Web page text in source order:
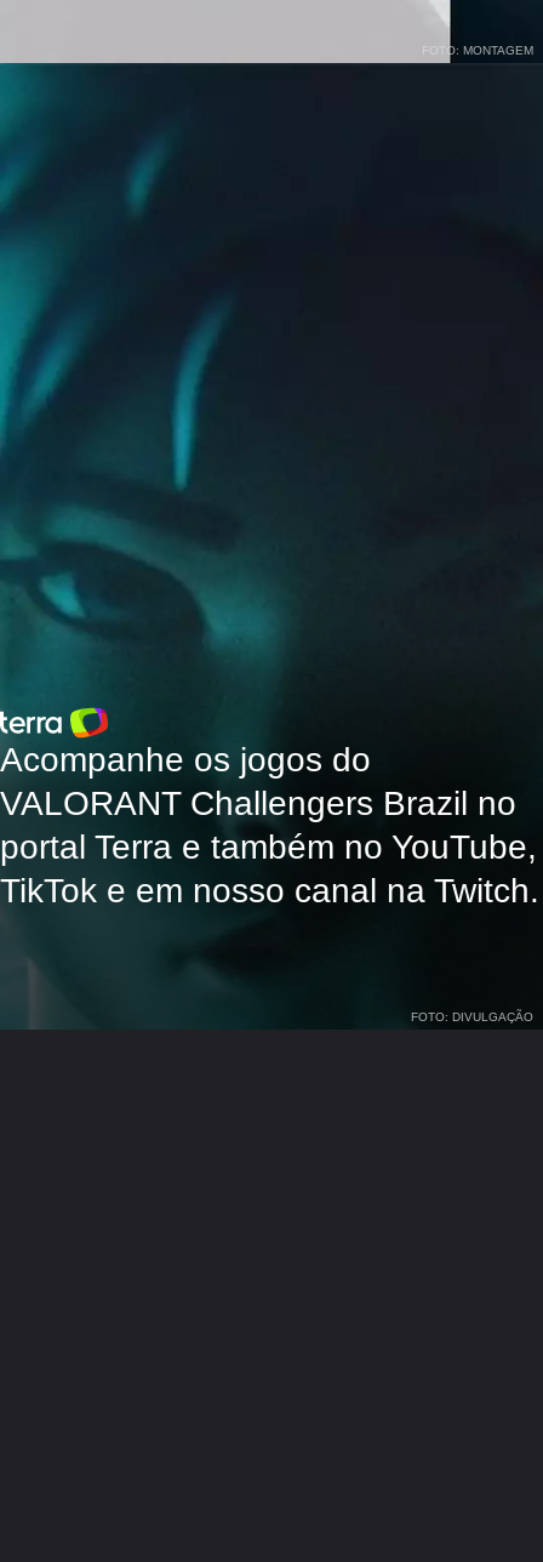
FOTO: MONTAGEM
Acompanhe os jogos do
VALORANT Challengers Brazil no
portal Terra e também no YouTube,
TikTok e em nosso canal na Twitch.
FOTO: DIVULGAÇÃO